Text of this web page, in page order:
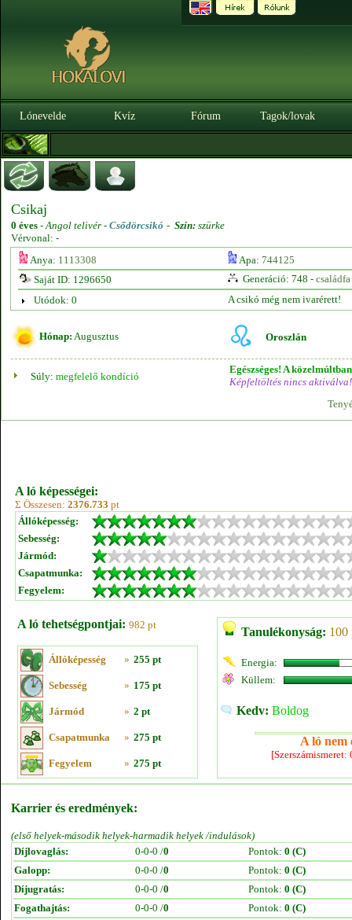
Lónevelde Kvíz Fórum Tagok/lovak
Csikaj
0 éves -Angol telivér - Csődörcsikó - Szín: szürke
Vérvonal: -
Anya: 1113308 Apa: 744125
Saját ID: 1296650
Generáció: 748 - családfa
Utódok: 0
A csikó még nem ivarérett!
Hónap: Augusztus Oroszlán
Súly: megfelelő kondíció
Egészséges! A
Képfeltöltés nincs aktiválva!
A ló képességei:
Σ Összesen: 2376.733 pt
Állóképesség:
Sebesség:
Jármód:
Csapatmunka:
Fegyelem:
A ló tehetségpontjai: 982 pt
Állóképesség » 255 pt
Sebesség » 175 pt
Jármód » 2 pt
Csapatmunka » 275 pt
Fegyelem » 275 pt
Tanulékonyság: 100
Energia:
Küllem:
Kedv: Boldog
A ló nem
Karrier és eredmények:
(első helyek-második helyek-harmadik helyek /indulások)
Díjlovaglás:
0-0-0 /0 Pontok: 0 (C)
Galopp:
0-0-0 /0 Pontok: 0 (C)
Díjugratás:
0-0-0 /0 Pontok: 0 (C)
Fogathajtás:
0-0-0 /0 Pontok: 0 (C)